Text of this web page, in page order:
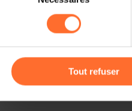
cas de refus de tous les
gauche de chaque page.
consentement
Tout refuser